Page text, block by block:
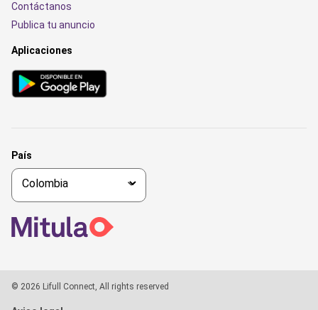
Contáctanos
Publica tu anuncio
Aplicaciones
País
© 2026 Lifull Connect, All rights reserved